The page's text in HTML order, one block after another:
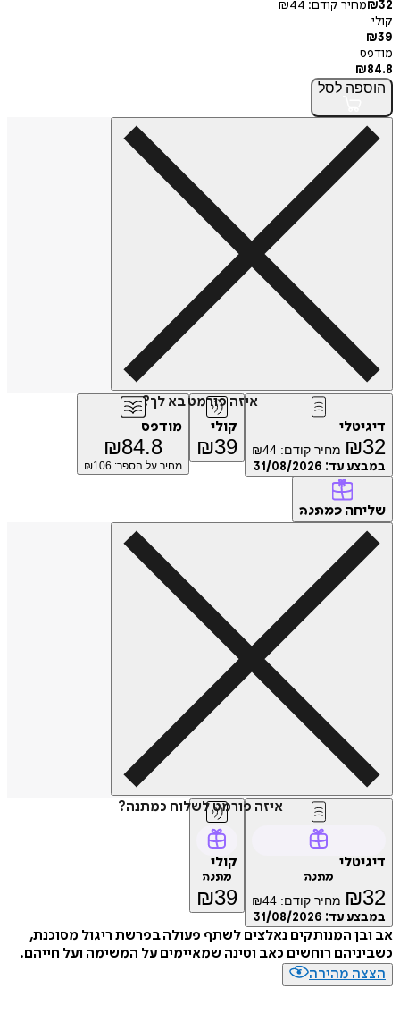
קודם:
₪44
לסל
איזה פורמט בא לך?
₪ מחיר קודם: ₪44
עד:31/08/2026
₪ 39
מודפס
₪84.8
מחיר על הספר: ₪106
כמתנה
איזה פורמט לשלוח כמתנה?
₪ מחיר קודם: ₪44
עד:31/08/2026
₪ 39
המנותקים נאלצים לשתף פעולה בפרשת ריגול מסוכנת,
רוחשים כאב וטינה שמאיימים על המשימה ועל חייהם.
מהירה